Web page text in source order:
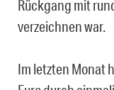
Rückgang mit
verzeichnen war.
Im letzten Monat